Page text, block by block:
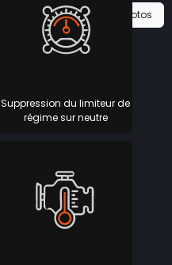
Voir les 0 photos
Suppression du limiteur de
régime sur neutre